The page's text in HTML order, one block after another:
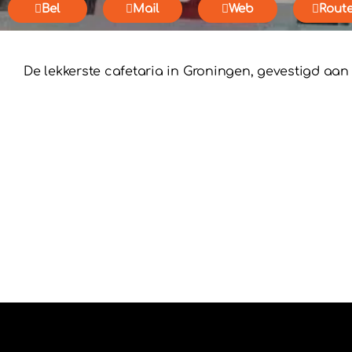
Bel Mail Web
De lekkerste cafetaria in Groningen, gevestigd aan